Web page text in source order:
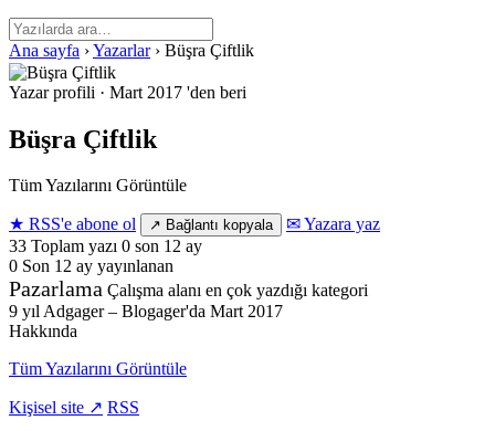
Ana sayfa ›Yazarlar › Büşra Çiftlik
Yazar profili · Mart 2017 'den beri
Büşra Çiftlik
Tüm Yazılarını Görüntüle
★ RSS'e abone ol ↗ Bağlantı kopyala
✉ Yazara yaz
33 Toplam yazı 0 son 12 ay
0 Son 12 ay yayınlanan
Pazarlama Çalışma alanı en çok yazdığı kategori
9 yılAdgager – Blogager'da Mart 2017
Hakkında
Tüm Yazılarını Görüntüle
Kişisel site ↗ RSS